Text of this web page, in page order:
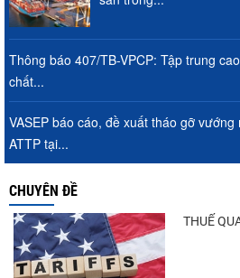
Thông báo 407/TB-VPCP: Tập trung
chất...
VASEP báo cáo, đề xuất tháo gỡ
ATTP tại...
CHUYÊN ĐỀ
THUẾ